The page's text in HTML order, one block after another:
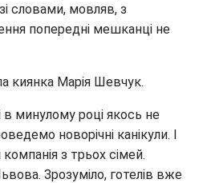
словами, мовляв, з
попередні мешканці не
киянка Марія Шевчук.
минулому році якось не
новорічні канікули. І
з трьох сімей.
Зрозуміло, готелів вже